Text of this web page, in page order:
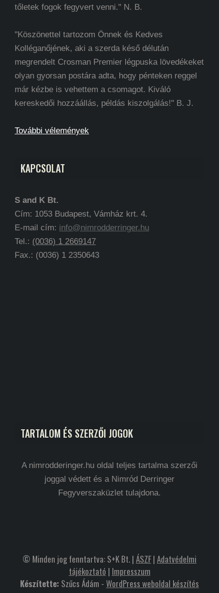
tőletek fogok fegyvert venni." N. B.
"Köszönettel tartozom Önnek és Kedves
Kolléganőjének, aki a szerda késő délután
megrendelt Crosman Premier légpuska lövedékeket
olyan gyorsan postára adta, hogy pénteken reggel
már kézbe is vehettem a csomagot. Kiváló
kereskedői hozzáállás, példás kiszolgálás!" B. J.
További vélemények
KAPCSOLAT
S and K Bt.
Cím: 1053 Budapest, Vámház krt. 4.
E-mail cím: info@nimrodderringer.hu
Tel.: (0036) 1 2669147
Fax.: (0036) 1 2350643
TARTALOM ÉS SZERZŐI JOGOK
A nimrodderinger.hu oldal teljes tartalma szerzői
joggal védett és a Nimród Derringer
Fegyverszaküzlet tulajdona.
© Minden jog fenntartva: S+K Bt. | ÁSZF| Adatvédelmi
tájékoztató | Impresszum
Készítette: Szűcs Ádám - WordPress weboldal készítés